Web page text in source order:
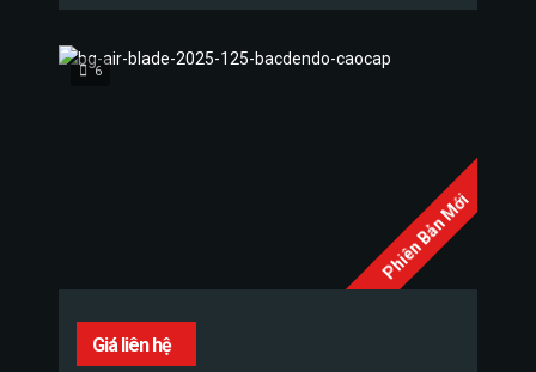
Phiên Bản Mới
6
Giá liên hệ